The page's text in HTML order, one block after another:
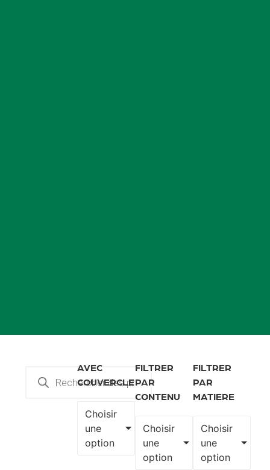
AVEC
COUVERCLE
Choisir
une
option
FILTRER
PAR
CONTENU
Choisir
une
option
FILTRER
PAR
MATIERE
Choisir
une
option